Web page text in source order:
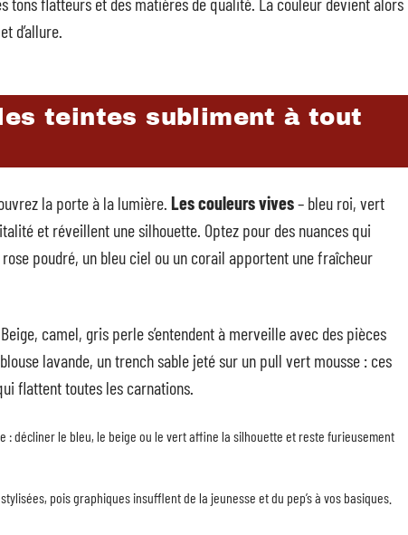
d’allure.
teintes subliment à tout
la porte à la lumière. Les couleurs vives– bleu roi, vert
et réveillent une silhouette. Optez pour des nuances qui
poudré, un bleu ciel ou un corail apportent une fraîcheur
camel, gris perle s’entendent à merveille avec des pièces
lavande, un trench sable jeté sur un pull vert mousse : ces
flattent toutes les carnations.
: décliner le bleu, le beige ou le vert affine la silhouette et reste furieusement
pois graphiques insufflent de la jeunesse et du pep’s à vos basiques.